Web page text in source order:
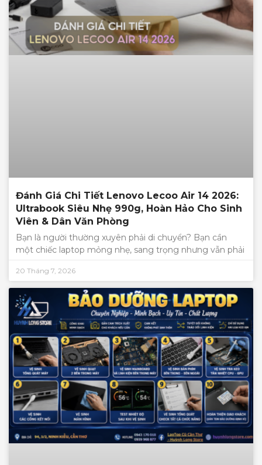
Đánh Giá Chi Tiết Lenovo Lecoo Air 14 2026:
Ultrabook Siêu Nhẹ 990g, Hoàn Hảo Cho Sinh
Viên & Dân Văn Phòng
Bạn là người thường xuyên phải di chuyển? Bạn cần
một chiếc laptop mỏng nhẹ, sang trọng nhưng vẫn phải
20 Tháng 7, 2026